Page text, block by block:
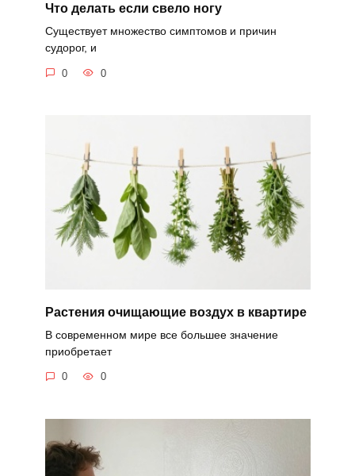
Что делать если свело ногу
Существует множество симптомов и причин
судорог, и
0 0
Растения очищающие воздух в квартире
В современном мире все большее значение
приобретает
0 0